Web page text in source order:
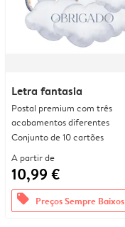
Letra fantasia
Postal premium com três
acabamentos diferentes
Conjunto de 10 cartões
A partir de
10,99 €
offers Preços Sempre Baixos